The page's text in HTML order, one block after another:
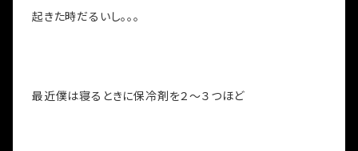
起きた時だるいし。。。
最近僕は寝るときに保冷剤を２～３つほど